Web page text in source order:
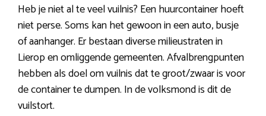
Heb je niet al te veel vuilnis? Een huurcontainer hoeft
niet perse. Soms kan het gewoon in een auto, busje
of aanhanger. Er bestaan diverse milieustraten in
Lierop en omliggende gemeenten. Afvalbrengpunten
hebben als doel om vuilnis dat te groot/zwaar is voor
de container te dumpen. In de volksmond is dit de
vuilstort.